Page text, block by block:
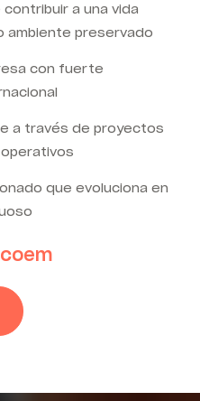
a una vida
ambiente preservado
con fuerte
a través de proyectos
que evoluciona en